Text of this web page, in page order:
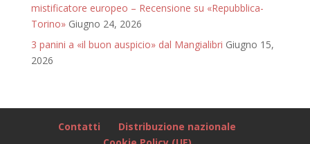
mistificatore europeo – Recensione su «Repubblica-
Torino» Giugno 24, 2026
3 panini a «il buon auspicio» dal Mangialibri Giugno 15,
2026
Contatti
Distribuzione nazionale